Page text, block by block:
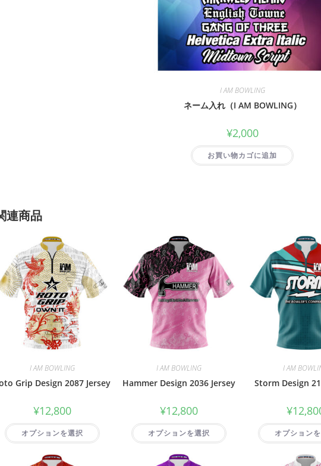
I AM BOWLING
ネーム入れ（I AM BOWLING）
¥2,000
お買い物カゴに追加
連商品
I AM BOWLING
Grip Design 2087 Jersey
¥12,800
オプションを選択
I AM BOWLING
Hammer Design 2036 Jersey
¥12,800
オプションを選択
I AM
Storm Design
¥
オプション